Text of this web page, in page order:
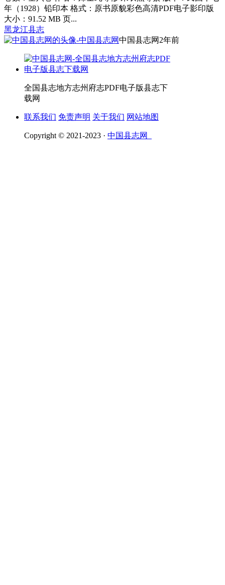
年（1928）铅印本 格式：原书原貌彩色高清PDF电子影印版
大小：91.52 MB 页...
黑龙江县志
中国县志网 2年前
全国县志地方志州府志PDF电子版县志下
载网
联系我们 免责声明 关于我们 网站地图
Copyright © 2021-2023 · 中国县志网